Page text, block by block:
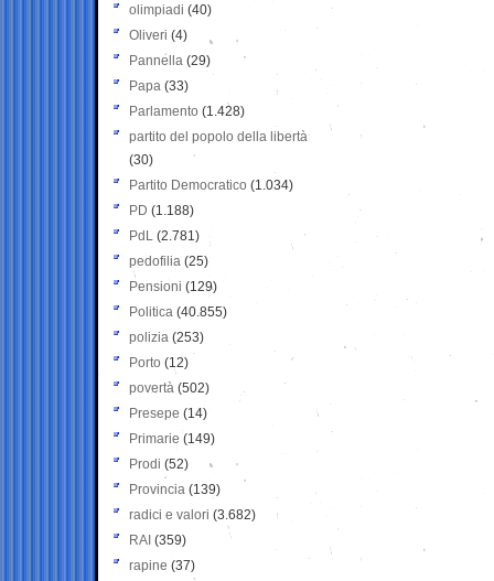
olimpiadi (40)
Oliveri (4)
Pannella (29)
Papa (33)
Parlamento (1.428)
partito del popolo della libertà
(30)
Partito Democratico (1.034)
PD (1.188)
PdL (2.781)
pedofilia (25)
Pensioni (129)
Politica (40.855)
polizia (253)
Porto (12)
povertà (502)
Presepe (14)
Primarie (149)
Prodi (52)
Provincia (139)
radici e valori (3.682)
RAI (359)
rapine (37)